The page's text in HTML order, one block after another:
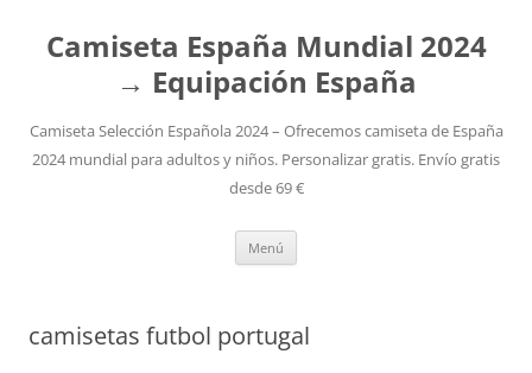
Camiseta España Mundial 2024
→ Equipación España
Camiseta Selección Española 2024 – Ofrecemos camiseta de España
2024 mundial para adultos y niños. Personalizar gratis. Envío gratis
desde 69 €
Menú
camisetas futbol portugal